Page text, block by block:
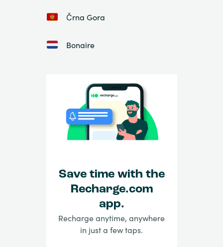
Črna Gora
Bonaire
Save time with the
Recharge.com
app.
Recharge anytime, anywhere
in just a few taps.